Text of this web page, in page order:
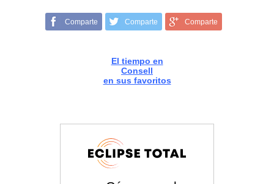
Comparte Comparte Comparte
El tiempo en
Consell
en sus favoritos